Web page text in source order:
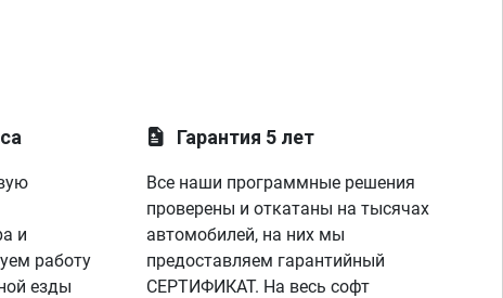
и
работу
езды
Гарантия 5 лет
Все наши программные решения
проверены и откатаны на тысячах
автомобилей, на них мы
предоставляем гарантийный
СЕРТИФИКАТ. На весь софт